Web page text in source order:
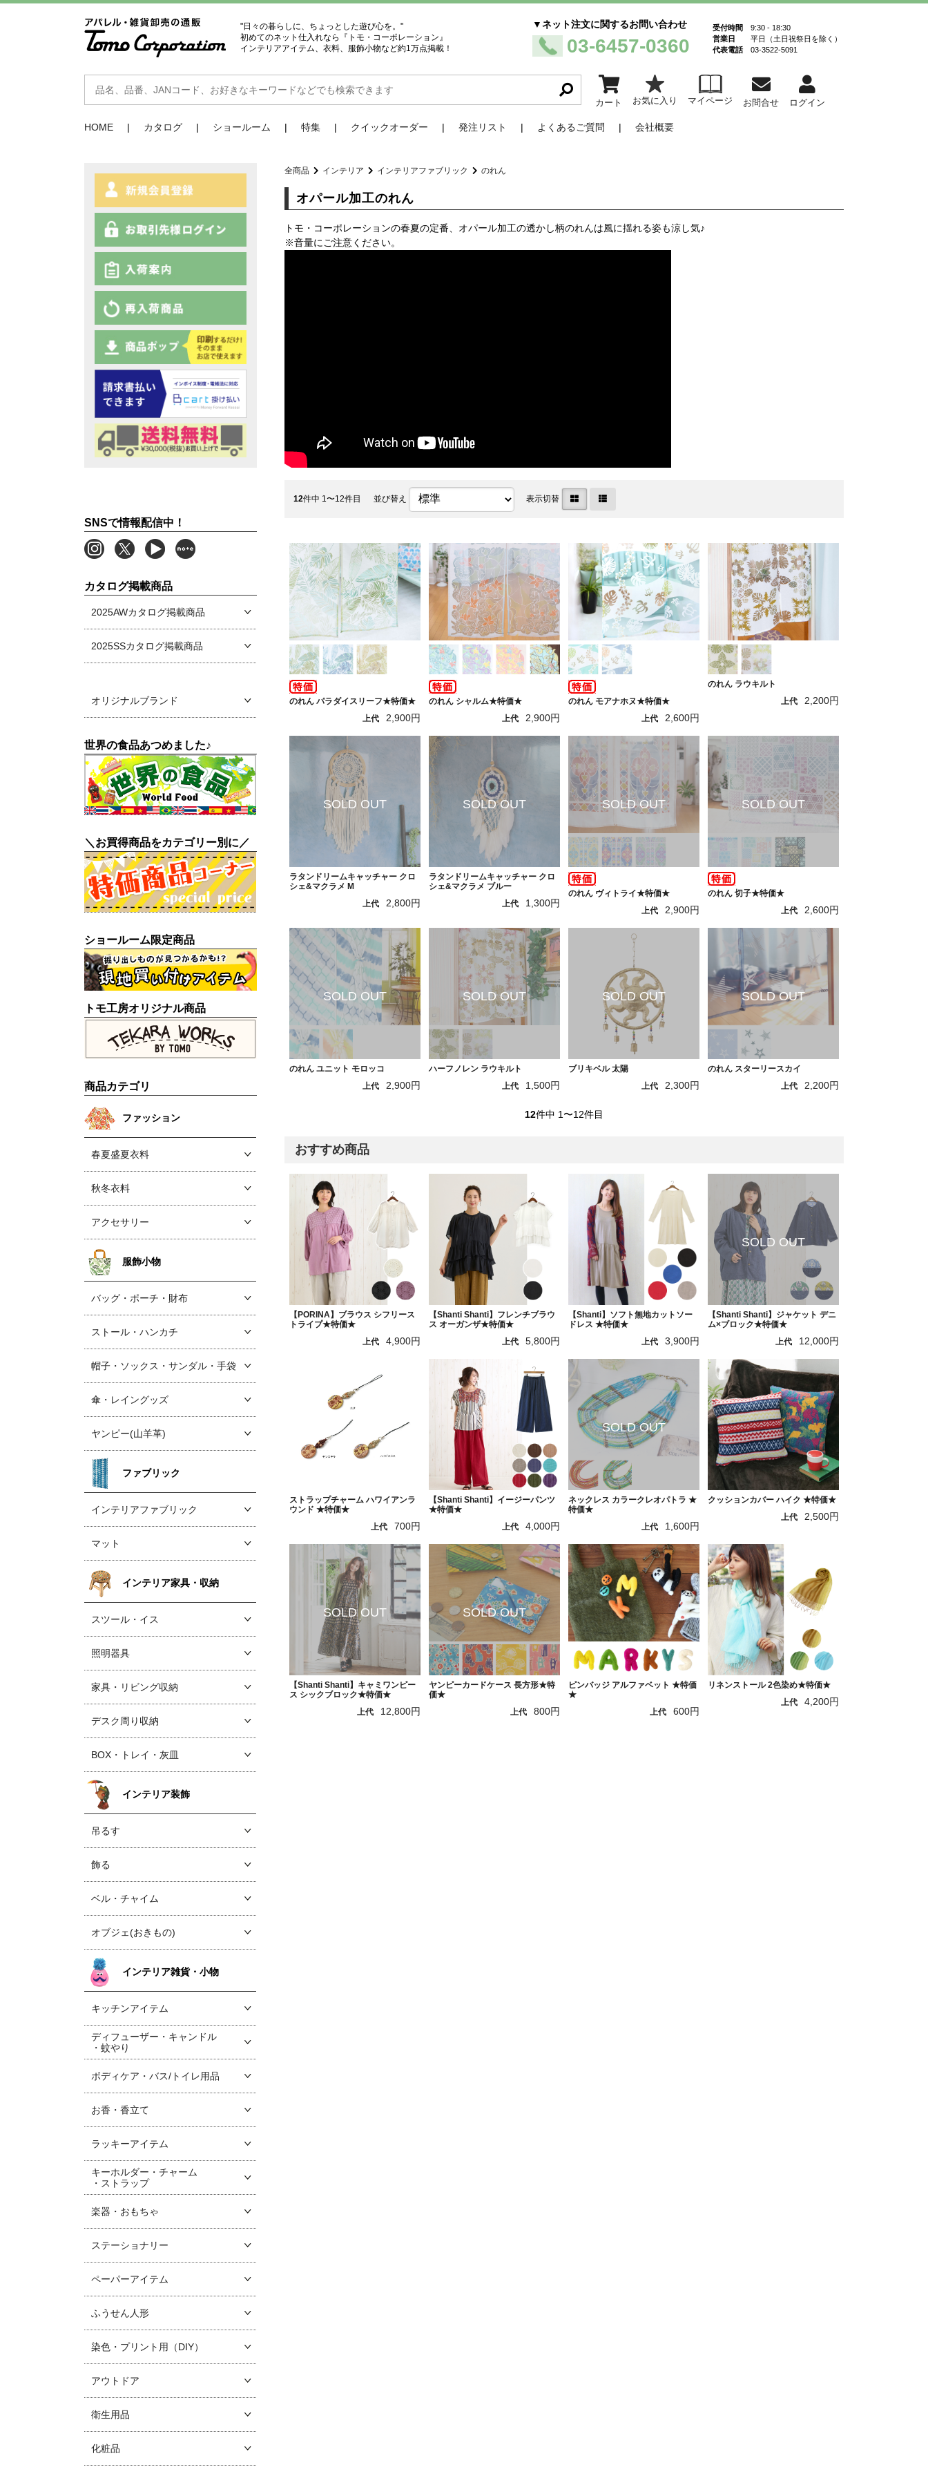
"日々の暮らしに、ちょっとした遊び心を。"
初めてのネット仕入れなら『トモ・コーポレーション』
インテリアアイテム、衣料、服飾小物など約1万点掲載！
▼ネット注文に関するお問い合わせ
03-6457-0360
受付時間 9:30 - 18:30
営業日 平日（土日祝祭日を除く）
代表電話 03-3522-5091
カート お気に入り マイページ お問合せ ログイン
HOME カタログ ショールーム 特集 クイックオーダー 発注リスト よくあるご質問 会社概要
全商品 インテリア インテリアファブリック のれん
オパール加工のれん
トモ・コーポレーションの春夏の定番、オパール加工の透かし柄のれんは風に揺れる姿も涼し気♪
※音量にご注意ください。
12件中 1〜12件目 並び替え 表示切替
のれん パラダイスリーフ★特価★
上代
2,900円
のれん シャルム★特価★
上代
2,900円
のれん モアナホヌ★特価★
上代
2,600円
のれん ラウキルト
上代
2,200円
ラタンドリームキャッチャー クロ
シェ&マクラメ M
上代
2,800円
ラタンドリームキャッチャー クロ
シェ&マクラメ ブルー
上代
1,300円
のれん ヴィトライ★特価★
上代
2,900円
のれん 切子★特価★
上代
2,600円
のれん ユニット モロッコ
上代
2,900円
ハーフノレン ラウキルト
上代
1,500円
ブリキベル 太陽
上代
2,300円
のれん スターリースカイ
上代
2,200円
12件中 1〜12件目
おすすめ商品
【PORINA】ブラウス シフリース
トライプ★特価★
上代
4,900円
【Shanti Shanti】フレンチブラウ
ス オーガンザ★特価★
上代
5,800円
【Shanti】ソフト無地カットソー
ドレス ★特価★
上代
3,900円
【Shanti Shanti】ジャケット デニ
ム×ブロック★特価★
上代
12,000円
ストラップチャーム ハワイアンラ
ウンド ★特価★
上代
700円
【Shanti Shanti】イージーパンツ
★特価★
上代
4,000円
ネックレス カラークレオパトラ ★
特価★
上代
1,600円
クッションカバー ハイク ★特価★
上代
2,500円
【Shanti Shanti】キャミワンピー
ス シックブロック★特価★
上代
12,800円
ヤンピーカードケース 長方形★特
価★
上代
800円
ピンバッジ アルファベット ★特価
★
上代
600円
リネンストール 2色染め★特価★
上代
4,200円
SNSで情報配信中！
カタログ掲載商品
2025AWカタログ掲載商品
2025SSカタログ掲載商品
オリジナルブランド
世界の食品あつめました♪
＼お買得商品をカテゴリー別に／
ショールーム限定商品
トモ工房オリジナル商品
商品カテゴリ
ファッション
春夏盛夏衣料
秋冬衣料
アクセサリー
服飾小物
バッグ・ポーチ・財布
ストール・ハンカチ
帽子・ソックス ・サンダル・手袋
傘・レイングッズ
ヤンピー(山羊革)
ファブリック
インテリアファブリック
マット
インテリア家具・収納
スツール・イス
照明器具
家具・リビング収納
デスク周り収納
BOX・トレイ・灰皿
インテリア装飾
吊るす
飾る
ベル・チャイム
オブジェ(おきもの)
インテリア雑貨・小物
キッチンアイテム
ディフューザー・キャンドル
・蚊やり
ボディケア・バス/トイレ用品
お香・香立て
ラッキーアイテム
キーホルダー・チャーム
・ストラップ
楽器・おもちゃ
ステーショナリー
ペーパーアイテム
ふうせん人形
染色・プリント用（DIY）
アウトドア
衛生用品
化粧品